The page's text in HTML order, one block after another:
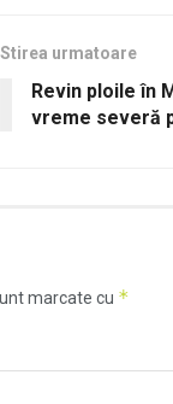
Stirea urmatoare
Revin ploile în
vreme severă
marcate cu *